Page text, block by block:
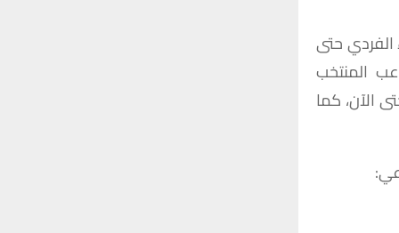
الفردي حتى
أيمن حسين، لاعب المنتخب
في 5 مباريات لعبها حتى الآن، كما